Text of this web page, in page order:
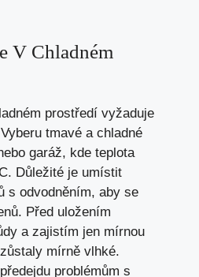
V Chladném
prostředí vyžaduje
tmavé a chladné
garáž, kde teplota
Důležité je umístit
s odvodněním, aby se
Před uložením
a zajistím jen mírnou
mírně vlhké.
problémům s